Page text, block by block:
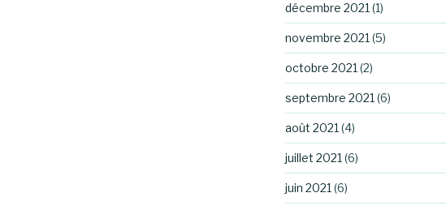
décembre 2021 (1)
novembre 2021 (5)
octobre 2021 (2)
septembre 2021 (6)
août 2021 (4)
juillet 2021 (6)
juin 2021 (6)